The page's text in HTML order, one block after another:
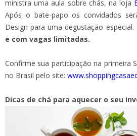
ministra uma aula sobre chás, na loja
Após o bate-papo os convidados
Design para uma degustação especial.
e com vagas limitadas.
Confirme sua participação na primeira
no Brasil pelo site:
Dicas de chá para aquecer o seu